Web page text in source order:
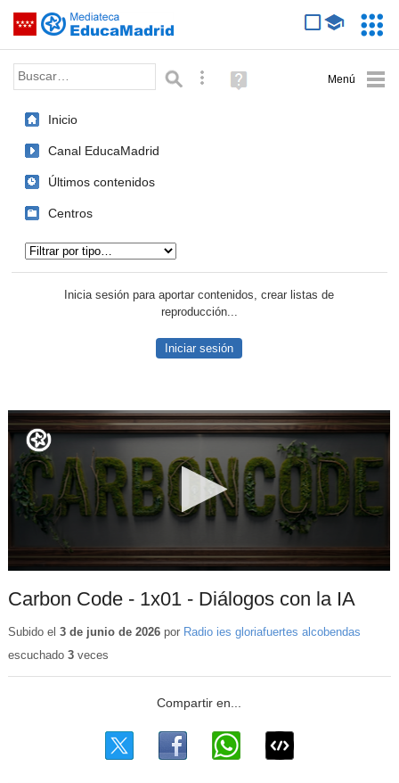
Saltar navegación
Palabra o frase: Búsqueda avanzada
Ayuda
(en
Inicio
Canal EducaMadrid
Últimos contenidos
Centros
Inicia sesión para aportar contenidos, crear listas de
reproducción...
Iniciar sesión
Carbon Code - 1x01 - Diálogos con la IA
Subido el 3 de junio de 2026por Radio ies gloriafuertes alcobendas
escuchado 3veces